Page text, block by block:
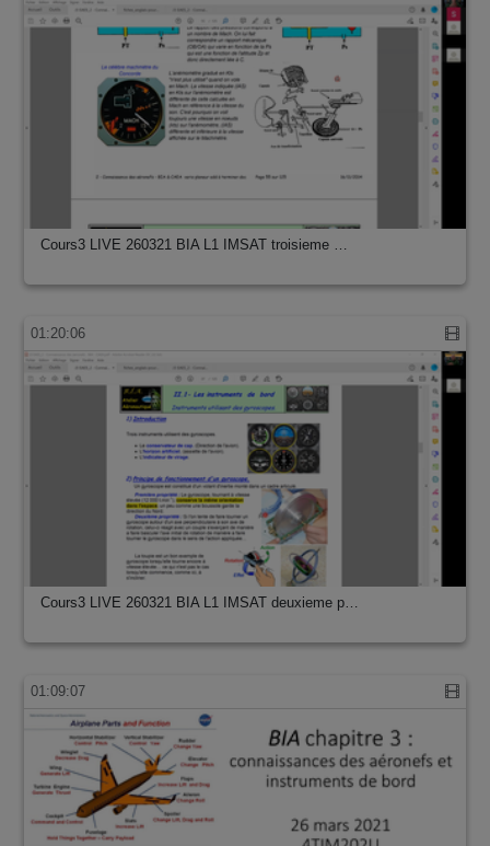
Cours3 LIVE 260321 BIA L1 IMSAT troisieme …
01:20:06
Cours3 LIVE 260321 BIA L1 IMSAT deuxieme p…
01:09:07